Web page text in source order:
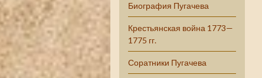
Биография Пугачева
Крестьянская война 1773—
1775 гг.
Соратники Пугачева